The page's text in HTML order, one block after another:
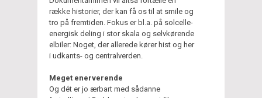
række historier, der kan få os til at smile og
tro på fremtiden. Fokus er bl.a. på solcelle-
energisk deling i stor skala og selvkørende
elbiler: Noget, der allerede kører hist og her
i udkants- og centralverden.
Meget enerverende
Og dét er jo ærbart med sådanne